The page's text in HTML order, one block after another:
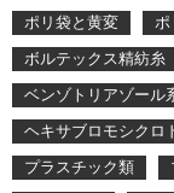
ポリ袋と黄変
ポ
ボルテックス精紡糸
ベンゾトリアゾール
ヘキサブロモシクロ
プラスチック類